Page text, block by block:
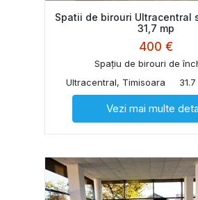
Spatii de birouri Ultracentral
31,7 mp
400 €
Spațiu de birouri de
Ultracentral, Timisoara
Vezi mai multe